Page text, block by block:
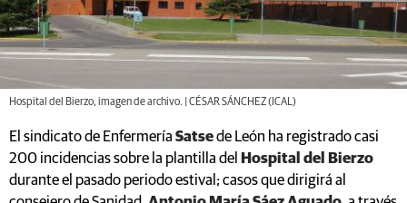
Hospital del Bierzo, imagen de archivo. | CÉSAR SÁNCHEZ (ICAL)
El sindicato de Enfermería Satsede León ha registrado casi
200 incidencias sobre la plantilla del
Hospital del Bierzo
durante el pasado periodo estival; casos que dirigirá al